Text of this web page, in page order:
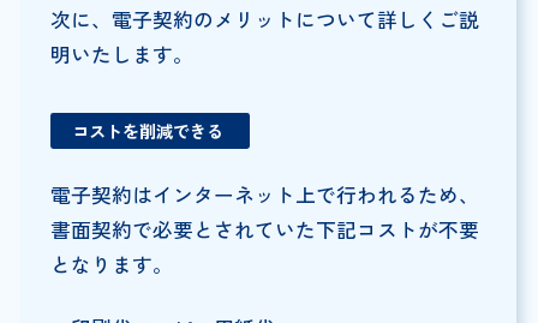
次に、電子契約のメリットについて詳しくご説
明いたします。
コストを削減できる
電子契約はインターネット上で行われるため、
書面契約で必要とされていた下記コストが不要
となります。